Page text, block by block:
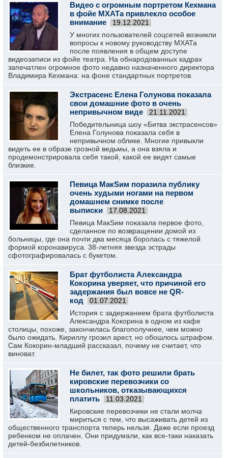
Видео с огромным портретом Кехмана
в фойе МХАТа привлекло особое
внимание
19.12.2021
У многих пользователей соцсетей возникли
вопросы к новому руководству МХАТа
после появления в общем доступе
видеозаписи из фойе театра. На обнародованных кадрах
запечатлен огромное фото недавно назначенного директора
Владимира Кехмана: на фоне стандартных портретов.
Экстрасенс Елена Голунова показала
свои домашние фото в очень
непривычном виде
21.11.2021
Победительница шоу «Битва экстрасенсов»
Елена Голунова показала себя в
непривычном облике. Многие привыкли
видеть ее в образе грозной ведьмы, а она взяла и
продемонстрировала себя такой, какой ее видят самые
близкие.
Певица МакSим поразила публику
очень худыми ногами на первом
домашнем снимке после
выписки
17.08.2021
Певица МакSим показала первое фото,
сделанное по возвращении домой из
больницы, где она почти два месяца боролась с тяжелой
формой коронавируса. 38-летняя звезда эстрады
сфотографировалась с букетом.
Брат футболиста Александра
Кокорина уверяет, что причиной его
задержания был вовсе не QR-
код
01.07.2021
История с задержанием брата футболиста
Александра Кокорина в одном из кафе
столицы, похоже, закончилась благополучнее, чем можно
было ожидать. Кириллу грозил арест, но обошлось штрафом.
Сам Кокорин-младший рассказал, почему не считает, что
виноват.
Не билет, так фото решили брать
кировские перевозчики со
школьников, отказывающихся
платить
11.03.2021
Кировские перевозчики не стали молча
мириться с тем, что высаживать детей из
общественного транспорта теперь нельзя. Даже если проезд
ребенком не оплачен. Они придумали, как все-таки наказать
детей-безбилетников.